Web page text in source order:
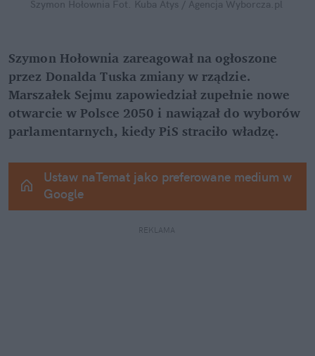
Szymon Hołownia Fot. Kuba Atys / Agencja Wyborcza.pl
Szymon Hołownia zareagował na ogłoszone
przez Donalda Tuska zmiany w rządzie.
Marszałek Sejmu zapowiedział zupełnie nowe
otwarcie w Polsce 2050 i nawiązał do wyborów
parlamentarnych, kiedy PiS straciło władzę.
Ustaw naTemat jako preferowane medium w
Google
REKLAMA